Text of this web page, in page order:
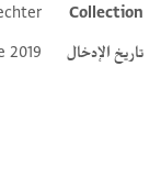
Collection
تاريخ الإدخال
2019